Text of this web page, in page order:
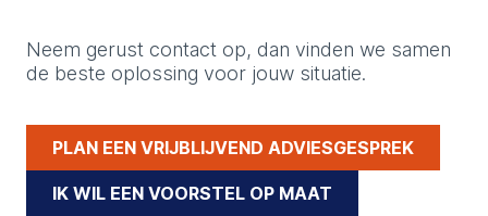
Neem gerust contact op, dan vinden we samen
de beste oplossing voor jouw situatie.
PLAN EEN VRIJBLIJVEND ADVIESGESPREK
IK WIL EEN VOORSTEL OP MAAT